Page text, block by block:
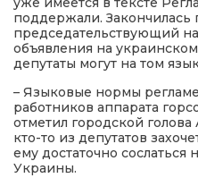
поддержали.
председательствующий
объявления на
депутаты могут на том
– Языковые нормы
работников аппарата
отметил городской
кто-то из депутатов
ему достаточно
Украины.